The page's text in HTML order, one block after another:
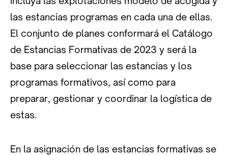
las estancias programas en cada una de ellas.
El conjunto de planes conformará el Catálogo
de Estancias Formativas de 2023 y será la
base para seleccionar las estancias y los
programas formativos, así como para
preparar, gestionar y coordinar la logística de
estas.
En la asignación de las estancias formativas se